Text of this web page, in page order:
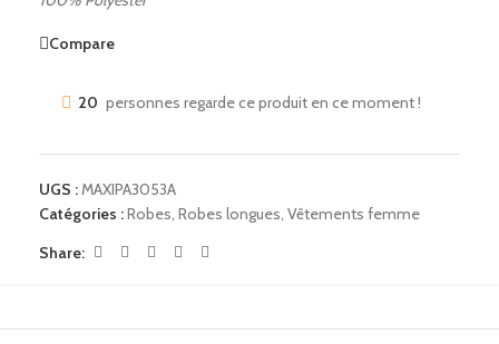
Compare
20 personnes regarde ce produit en ce moment !
UGS :MAXIPA3053A
Catégories :Robes, Robes longues, Vêtements femme
Share: